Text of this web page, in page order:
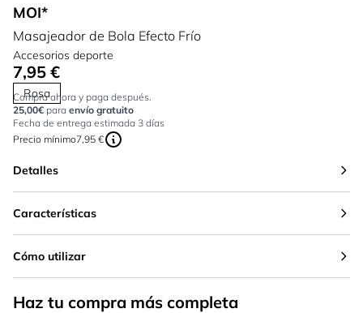
MOI*
Masajeador de Bola Efecto Frío
Accesorios deporte
7,95 €
Rosa
Compra ahora y paga después.
25,00€ para envío gratuito
Fecha de entrega estimada 3 días
Precio mínimo7,95 €
Detalles
Características
Cómo utilizar
Haz tu compra más completa